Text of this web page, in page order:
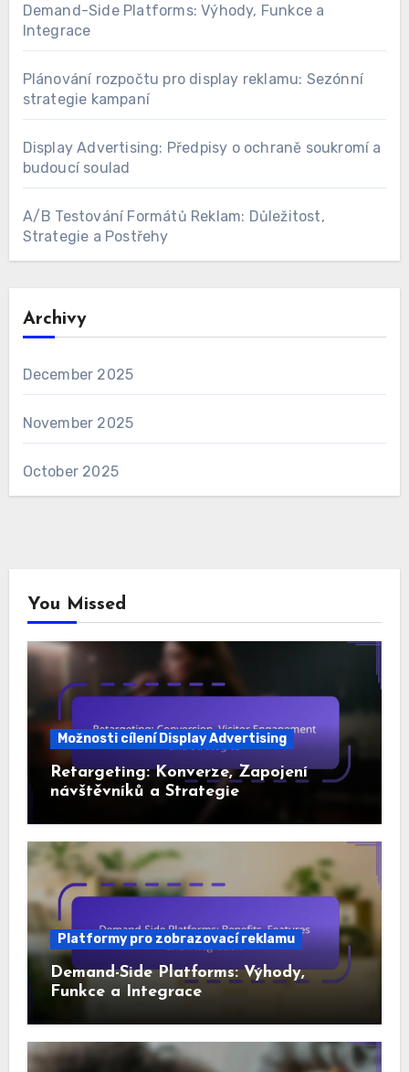
Demand-Side Platforms: Výhody, Funkce a
Integrace
Plánování rozpočtu pro display reklamu: Sezónní
strategie kampaní
Display Advertising: Předpisy o ochraně soukromí a
budoucí soulad
A/B Testování Formátů Reklam: Důležitost,
Strategie a Postřehy
Archivy
December 2025
November 2025
October 2025
You Missed
Možnosti cílení Display Advertising
Retargeting: Konverze, Zapojení
návštěvníků a Strategie
Platformy pro zobrazovací reklamu
Demand-Side Platforms: Výhody,
Funkce a Integrace